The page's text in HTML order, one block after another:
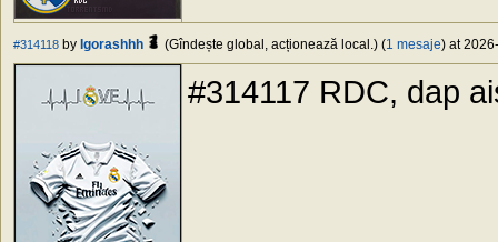
#314118 by Igorashhh (Gîndește global, acționează local.) (1 mesaje) at
#314117 RDC, dap